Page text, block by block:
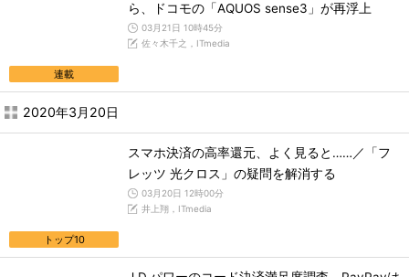
連載
ら、ドコモの「AQUOS sense3」が再浮上
03月21日 10時45分
佐々木千之，ITmedia
2020年3月20日
トップ10
スマホ決済の高率還元、よく見ると……／「フ
レッツ 光クロス」の疑問を解消する
03月20日 12時00分
井上翔，ITmedia